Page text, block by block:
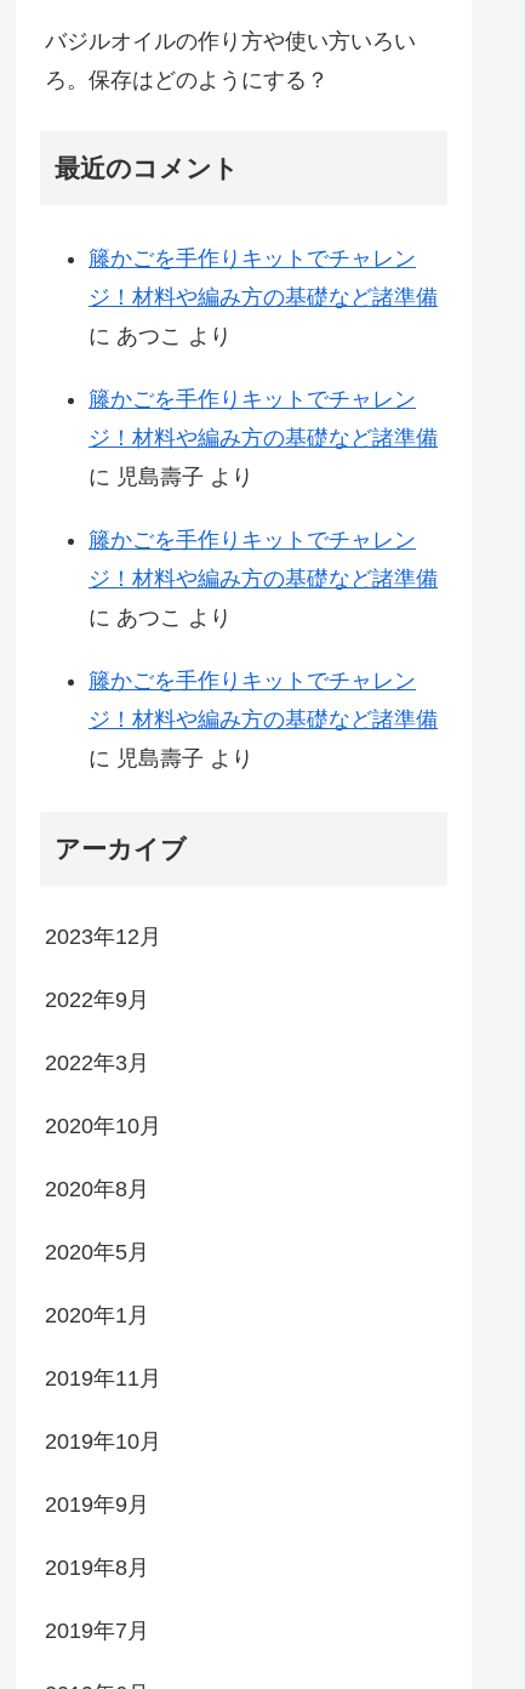
バジルオイルの作り方や使い方いろい
ろ。保存はどのようにする？
最近のコメント
籐かごを手作りキットでチャレン
ジ！材料や編み方の基礎など諸準備
に あつこ より
籐かごを手作りキットでチャレン
ジ！材料や編み方の基礎など諸準備
に 児島壽子 より
籐かごを手作りキットでチャレン
ジ！材料や編み方の基礎など諸準備
に あつこ より
籐かごを手作りキットでチャレン
ジ！材料や編み方の基礎など諸準備
に 児島壽子 より
アーカイブ
2023年12月
2022年9月
2022年3月
2020年10月
2020年8月
2020年5月
2020年1月
2019年11月
2019年10月
2019年9月
2019年8月
2019年7月